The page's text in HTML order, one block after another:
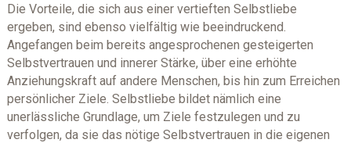
Die Vorteile, die sich aus einer vertieften Selbstliebe
ergeben, sind ebenso vielfältig wie beeindruckend.
Angefangen beim bereits angesprochenen gesteigerten
Selbstvertrauen und innerer Stärke, über eine erhöhte
Anziehungskraft auf andere Menschen, bis hin zum Erreichen
persönlicher Ziele. Selbstliebe bildet nämlich eine
unerlässliche Grundlage, um Ziele festzulegen und zu
verfolgen, da sie das nötige Selbstvertrauen in die eigenen